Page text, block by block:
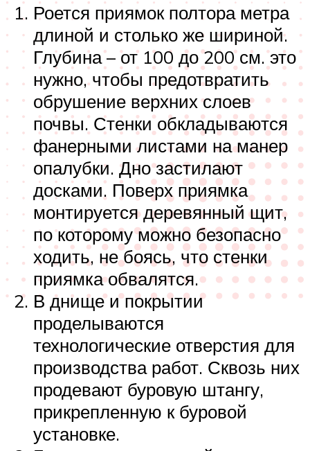
Роется приямок полтора метра
длиной и столько же шириной.
Глубина – от 100 до 200 см. это
нужно, чтобы предотвратить
обрушение верхних слоев
почвы. Стенки обкладываются
фанерными листами на манер
опалубки. Дно застилают
досками. Поверх приямка
монтируется деревянный щит,
по которому можно безопасно
ходить, не боясь, что стенки
приямка обвалятся.
В днище и покрытии
проделываются
технологические отверстия для
производства работ. Сквозь них
продевают буровую штангу,
прикрепленную к буровой
установке.